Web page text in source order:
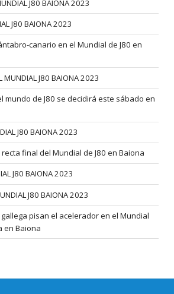
J80 BAIONA 2023
J80 BAIONA 2023
canario en el Mundial de J80 en
MUNDIAL J80 BAIONA 2023
mundo de J80 se decidirá este sábado en
J80 BAIONA 2023
final del Mundial de J80 en Baiona
J80 BAIONA 2023
J80 BAIONA 2023
pisan el acelerador en el Mundial
en Baiona